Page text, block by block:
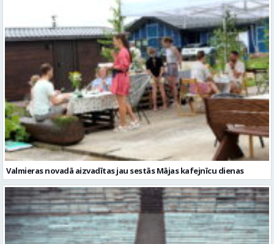
Valmieras novadā aizvadītas jau sestās Mājas kafejnīcu dienas